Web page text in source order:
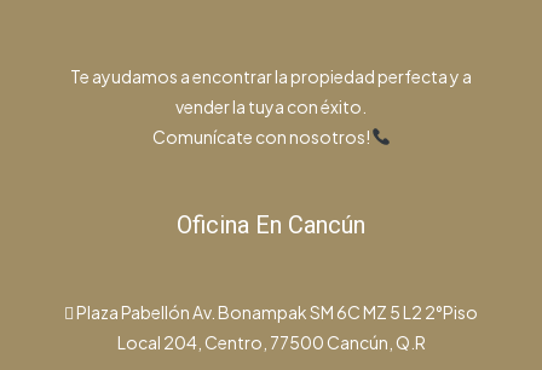
Te ayudamos a encontrar la propiedad perfecta y a
vender la tuya con éxito.
Comunícate con nosotros!
Oficina En Cancún
Plaza Pabellón Av. Bonampak SM 6C MZ 5 L2 2°Piso
Local 204, Centro, 77500 Cancún, Q.R